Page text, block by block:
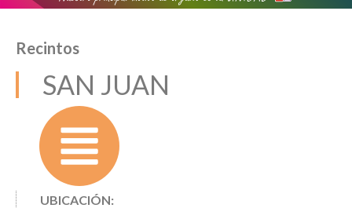
Recintos
SAN JUAN
UBICACIÓN: